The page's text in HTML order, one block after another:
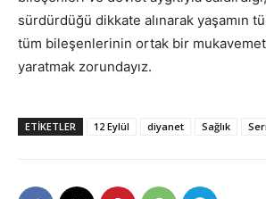
sürdürdüğü dikkate alınarak yaşamın
tüm bileşenlerinin ortak bir
yaratmak zorundayız.
ETIKETLER 12 Eylül diyanet Sağlık